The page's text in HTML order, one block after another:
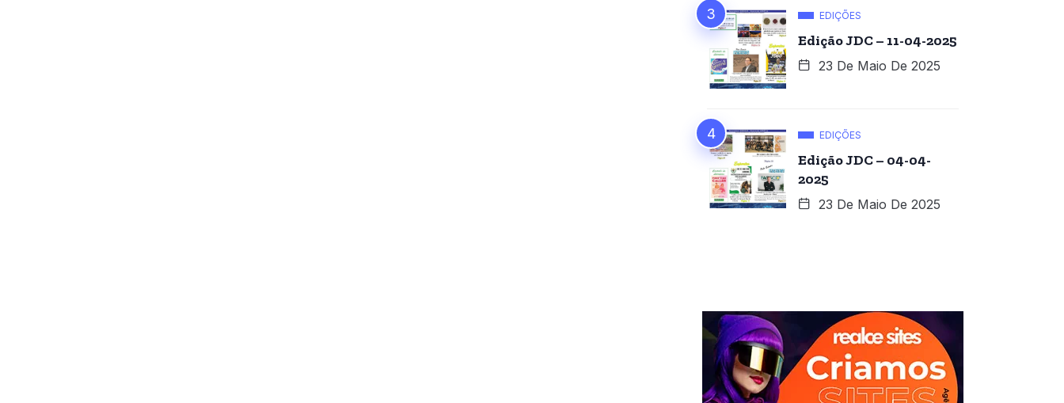
EDIÇÕES
Edição JDC – 11-04-2025
23 De Maio De 2025
EDIÇÕES
Edição JDC – 04-04-
2025
23 De Maio De 2025